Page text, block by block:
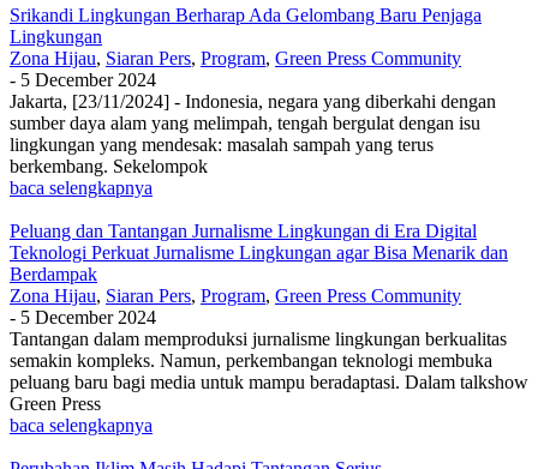
Srikandi Lingkungan Berharap Ada Gelombang Baru Penjaga
Lingkungan
Zona Hijau, Siaran Pers, Program, Green Press Community
- 5 December 2024
Jakarta, [23/11/2024] - Indonesia, negara yang diberkahi dengan
sumber daya alam yang melimpah, tengah bergulat dengan isu
lingkungan yang mendesak: masalah sampah yang terus
berkembang. Sekelompok
baca selengkapnya
Peluang dan Tantangan Jurnalisme Lingkungan di Era Digital
Teknologi Perkuat Jurnalisme Lingkungan agar Bisa Menarik dan
Berdampak
Zona Hijau, Siaran Pers, Program, Green Press Community
- 5 December 2024
Tantangan dalam memproduksi jurnalisme lingkungan berkualitas
semakin kompleks. Namun, perkembangan teknologi membuka
peluang baru bagi media untuk mampu beradaptasi. Dalam talkshow
Green Press
baca selengkapnya